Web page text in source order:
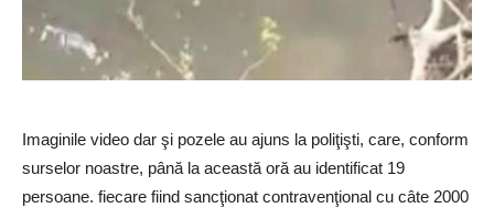
Imaginile video dar şi pozele au ajuns la poliţişti, care, conform
surselor noastre, până la această oră au identificat 19
persoane. fiecare fiind sancţionat contravenţional cu câte 2000